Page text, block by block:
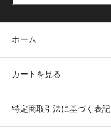
ホーム
カートを見る
特定商取引法に基づく表記